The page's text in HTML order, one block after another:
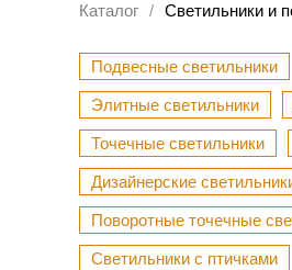
Каталог Светильники и
Подвесные светильники
Элитные светильники
Точечные светильники
Дизайнерские
Поворотные точечные
Светильники с птичками